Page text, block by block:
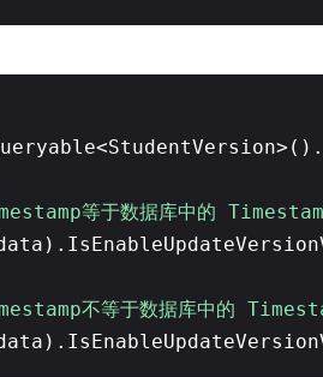
等于数据库中的
不等于数据库中的